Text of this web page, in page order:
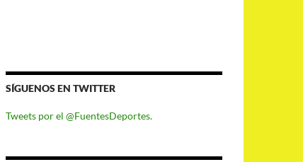
SÍGUENOS EN TWITTER
Tweets por el @FuentesDeportes.